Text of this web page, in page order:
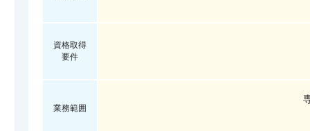
資格取得
要件
業務範囲